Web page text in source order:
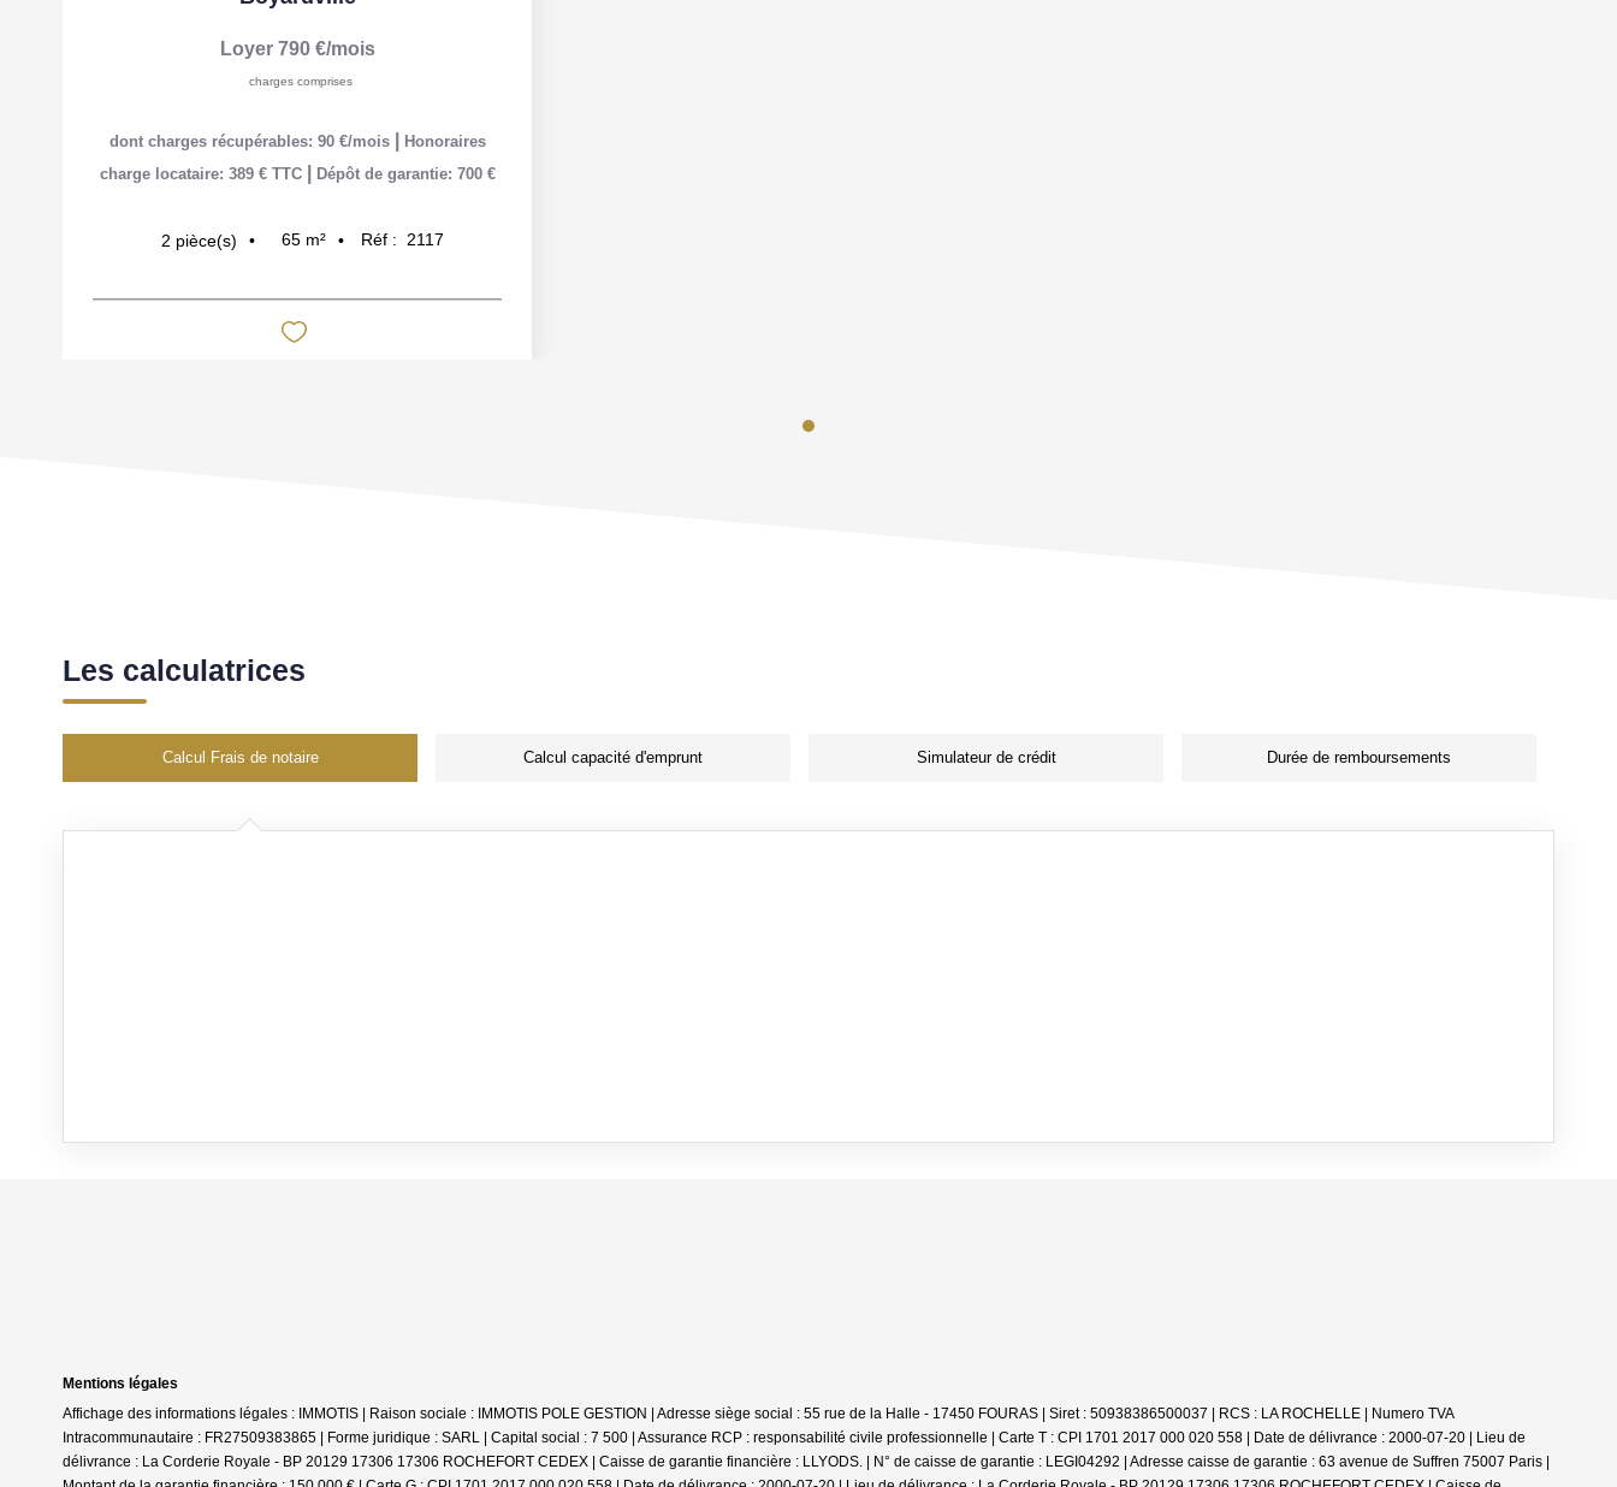
Loyer 790 €/mois
charges comprises
dont charges récupérables: 90 €/mois
Honoraires
charge locataire: 389 € TTC
Dépôt de garantie: 700 €
2 pièce(s) 65 m² Réf : 2117
Les calculatrices
Calcul Frais de notaire Calcul capacité d'emprunt Simulateur de crédit Durée de remboursements
Mentions légales
Affichage des informations légales : IMMOTIS | Raison sociale : IMMOTIS POLE GESTION | Adresse siège social : 55 rue de la Halle - 17450 FOURAS | Siret : 50938386500037 | RCS : LA ROCHELLE | Numero TVA
Intracommunautaire : FR27509383865 | Forme juridique : SARL | Capital social : 7 500 | Assurance RCP : responsabilité civile professionnelle | Carte T : CPI 1701 2017 000 020 558 | Date de délivrance : 2000-07-20 | Lieu de
délivrance : La Corderie Royale - BP 20129 17306 17306 ROCHEFORT CEDEX | Caisse de garantie financière : LLYODS. | N° de caisse de garantie : LEGI04292 | Adresse caisse de garantie : 63 avenue de Suffren 75007 Paris |